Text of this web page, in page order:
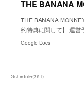
THE BANANA
THE BANANA
約特典に関して】 運
Google Docs
Schedule(361)